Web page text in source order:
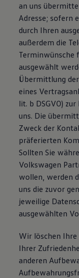
an uns
Adresse; sofern
durch Ihren
außerdem die
Terminwünsche
ausgewählt
Übermittlung
eines
lit. b DSGVO)
uns. Die
Zweck der
präferierten
Sollten Sie
Volkswagen
wollen, werden
uns die zuvor
jeweilige
ausgewählten
Wir löschen
Ihrer
anderen